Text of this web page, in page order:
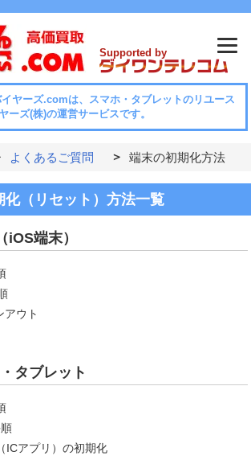
Supported by
ヤーズ.comは、スマホ・タブレットのリユース
ーズ(株)の運営サービスです。
よくあるご質問 端末の初期化方法
化（リセット）方法一覧
端末）
アウト
タブレット
ICアプリ）の初期化